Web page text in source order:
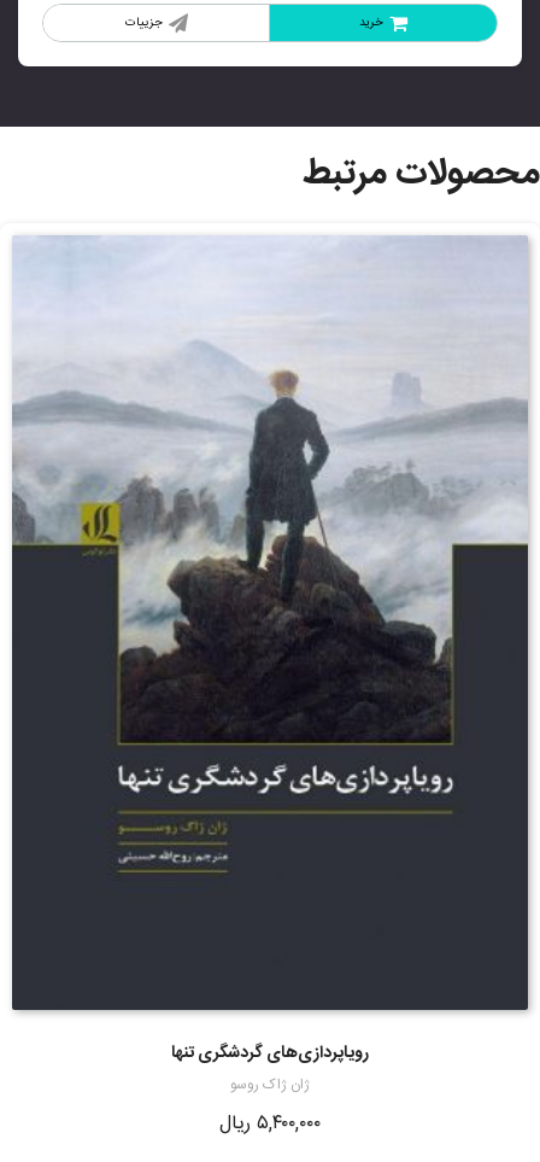
جزییات خرید
محصولات مرتبط
رویاپردازی‌های گردشگری تنها
ژان ژاک روسو
۵,۴۰۰,۰۰۰ ریال